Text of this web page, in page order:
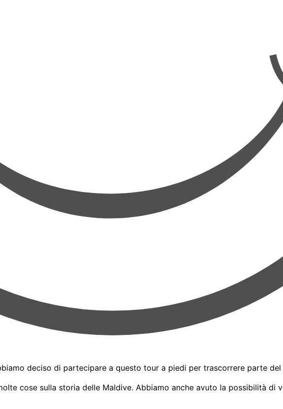
deciso di partecipare a questo tour a piedi per trascorrere parte
cose sulla storia delle Maldive. Abbiamo anche avuto la possibilità di